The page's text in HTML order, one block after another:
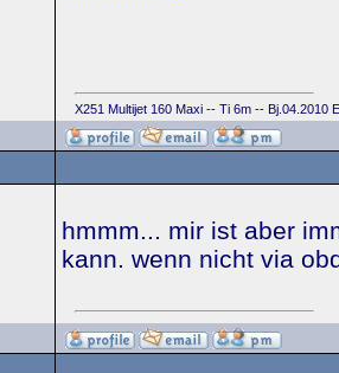
X251 Multijet 160 Maxi -- Ti 6m -- Bj.04.2010
hmmm... mir ist aber
kann. wenn nicht via